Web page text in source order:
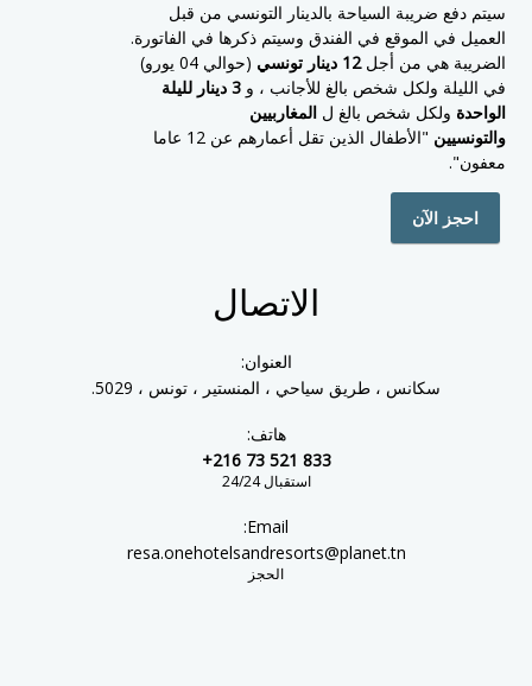
سيتم دفع ضريبة السياحة بالدينار التونسي من قبل
العميل في الموقع في الفندق وسيتم ذكرها في الفاتورة.
الضريبة هي من أجل12 دينار تونسي
(حوالي 04 يورو)
في الليلة ولكل شخص بالغ للأجانب ، و
3 دينار لليلة
الواحدة ولكل شخص بالغ ل المغاربيين
والتونسيين
"الأطفال الذين تقل أعمارهم عن 12 عاما
معفون".
احجز الآن
الاتصال
العنوان:
سكانس ، طريق سياحي ، المنستير ، تونس ، 5029.
هاتف:
+216 73 521 833
استقبال 24/24
Email:
resa.onehotelsandresorts@planet.tn
الحجز